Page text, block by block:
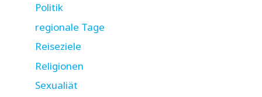
Politik
regionale Tage
Reiseziele
Religionen
Sexualiät